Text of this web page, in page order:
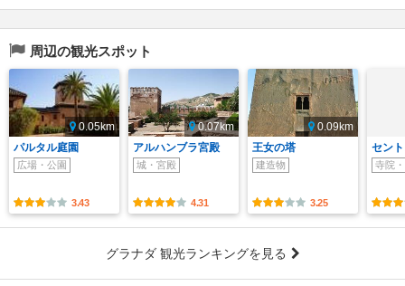
周辺の観光スポット
0.05km
パルタル庭園
広場・公園
3.43
0.07km
アルハンブラ宮殿
城・宮殿
4.31
0.09km
王女の塔
建造物
3.25
セン
寺院
グラナダ 観光ランキングを見る